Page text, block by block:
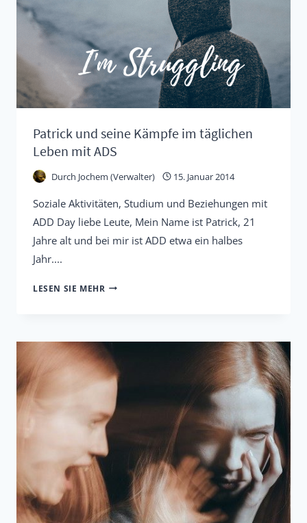
MEDIKAMENTEN
Patrick und seine Kämpfe im täglichen
Leben mit ADS
Durch Jochem (Verwalter) 15. Januar 2014
Soziale Aktivitäten, Studium und Beziehungen mit
ADD Day liebe Leute, Mein Name ist Patrick, 21
Jahre alt und bei mir ist ADD etwa ein halbes
Jahr....
LESEN SIE MEHR PATRICK
KÄMPFE
IM
TÄGLICHEN
LEBEN
MIT
ADS